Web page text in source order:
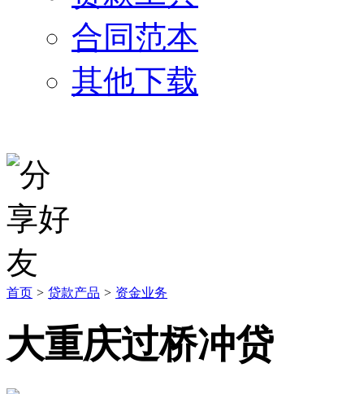
合同范本
其他下载
首页 > 贷款产品 > 资金业务
大重庆过桥冲贷